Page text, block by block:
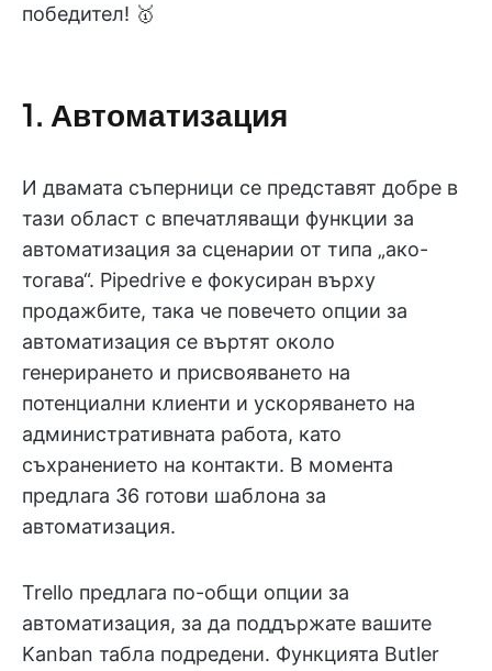
победител! 🥇
1. Автоматизация
И двамата съперници се представят добре в
тази област с впечатляващи функции за
автоматизация за сценарии от типа „ако-
тогава“. Pipedrive е фокусиран върху
продажбите, така че повечето опции за
автоматизация се въртят около
генерирането и присвояването на
потенциални клиенти и ускоряването на
административната работа, като
съхранението на контакти. В момента
предлага 36 готови шаблона за
автоматизация.
Trello предлага по-общи опции за
автоматизация, за да поддържате вашите
Kanban табла подредени. Функцията Butler